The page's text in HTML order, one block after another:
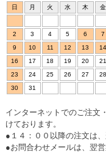
日
月 火 水 木 金
2
3 4 5 6 7
9
10 11 12 13 14
16
17 18 19 20 21
23
24 25 26 27 28
30
31
インターネットでのご注文
けております。
●１４：００以降の注文は
●お問合わせメールは、翌